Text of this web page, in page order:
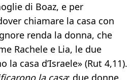
di Boaz, e per
chiamare la casa con
renda la donna, che
Rachele e Lia, le due
la casa d’Israele» (Rut 4,11).
la casa: due donne,